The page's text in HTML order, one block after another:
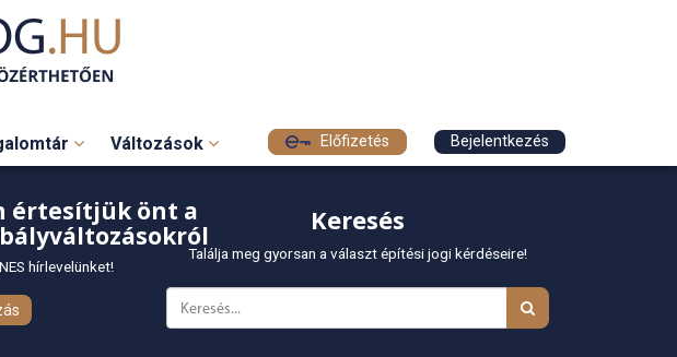
Változások Előfizetés Bejelentkezés
értesítjük önt a
hírlevelünket!
Keresés
Találja meg gyorsan a választ építési jogi kérdéseire!